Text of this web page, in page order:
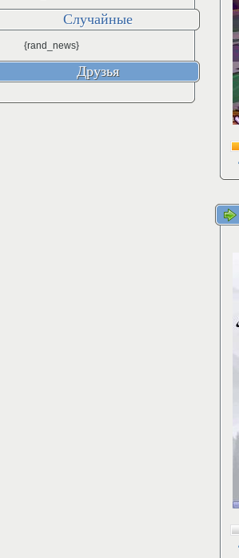
Случайные
{rand_news}
Друзья